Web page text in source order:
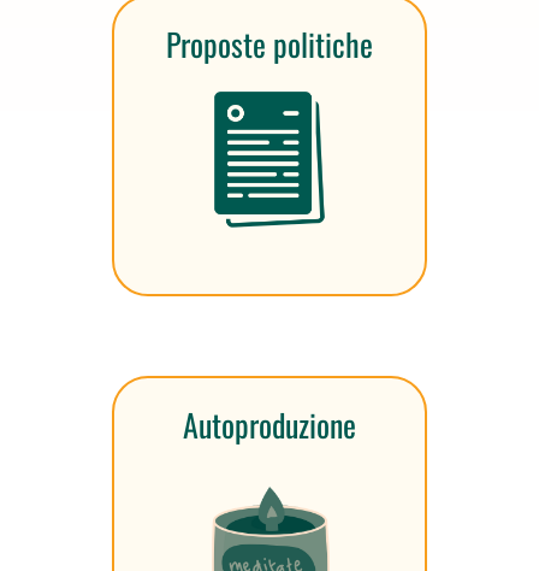
Proposte politiche
Autoproduzione